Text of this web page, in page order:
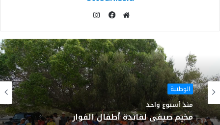
الويب
الوطنية
منذ أسبوع واحد
مخيم صيفي لفائدة أطفال الفوار